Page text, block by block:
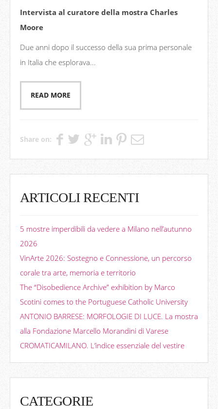
Intervista al curatore della mostra Charles
Moore
Due anni dopo il successo della sua prima personale
in Italia che esplorava...
READ MORE
Share on:
ARTICOLI RECENTI
5 mostre imperdibili da vedere a Milano nell’autunno
2026
VinArte 2026: Sostegno e Connessione, un percorso
corale tra arte, memoria e territorio
The “Disobedience Archive” exhibition by Marco
Scotini comes to the Portuguese Catholic University
ANTONIO BARRESE: MORFOLOGIE DI LUCE. La mostra
alla Fondazione Marcello Morandini di Varese
CROMATICAMILANO. L’indice essenziale del vestire
CATEGORIE